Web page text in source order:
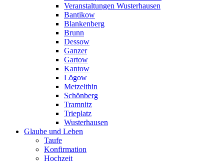
Veranstaltungen Wusterhausen
Bantikow
Blankenberg
Brunn
Dessow
Ganzer
Gartow
Kantow
Lögow
Metzelthin
Schönberg
Tramnitz
Trieplatz
Wusterhausen
Glaube und Leben
Taufe
Konfirmation
Hochzeit